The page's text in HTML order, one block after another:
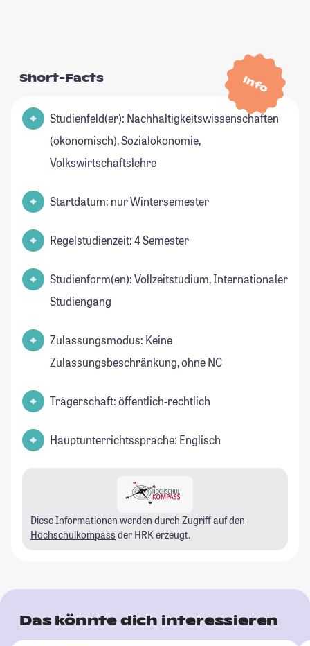
Info
Short-Facts
Studienfeld(er): Nachhaltigkeitswissenschaften
(ökonomisch), Sozialökonomie,
Volkswirtschaftslehre
Startdatum: nur Wintersemester
Regelstudienzeit: 4 Semester
Studienform(en): Vollzeitstudium, Internationaler
Studiengang
Zulassungsmodus: Keine
Zulassungsbeschränkung, ohne NC
Trägerschaft: öffentlich-rechtlich
Hauptunterrichtssprache: Englisch
Diese Informationen werden durch Zugriff auf den
Hochschulkompass der HRK erzeugt.
Das könnte dich interessieren